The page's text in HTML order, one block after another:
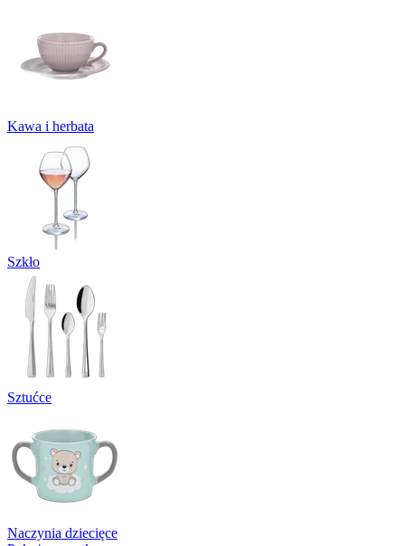
Kawa i herbata
Szkło
Sztućce
Naczynia dziecięce